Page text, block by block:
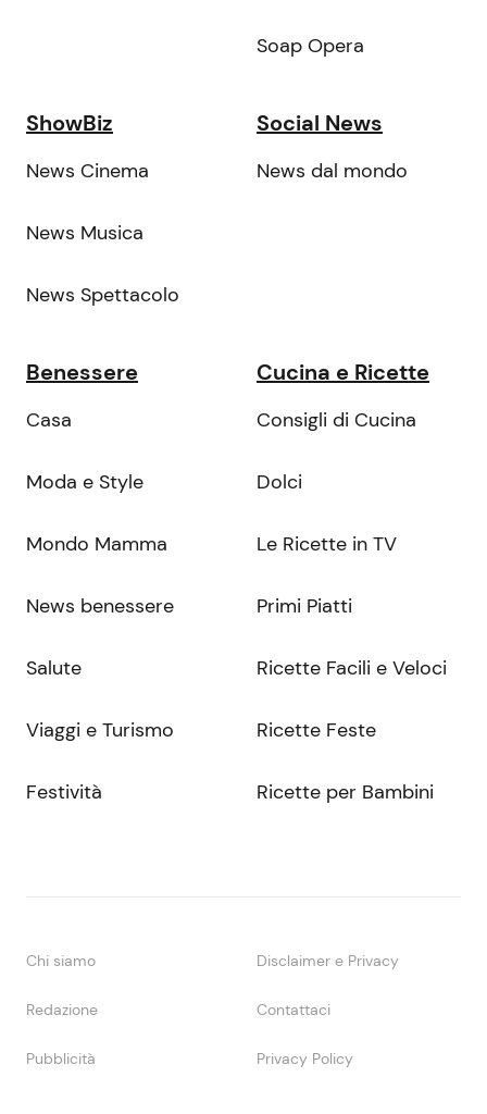
Soap Opera
ShowBiz
News Cinema
News Musica
News Spettacolo
Social News
News dal mondo
Benessere
Casa
Moda e Style
Mondo Mamma
News benessere
Salute
Viaggi e Turismo
Festività
Cucina e Ricette
Consigli di Cucina
Dolci
Le Ricette in TV
Primi Piatti
Ricette Facili e Veloci
Ricette Feste
Ricette per Bambini
Chi siamo Disclaimer e Privacy
Redazione Contattaci
Pubblicità Privacy Policy